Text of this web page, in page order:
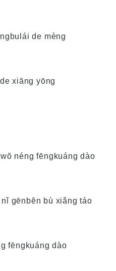
de mèng
xiāng yōng
néng fēngkuáng dào
gēnbĕn bù xiǎng táo
fēngkuáng dào